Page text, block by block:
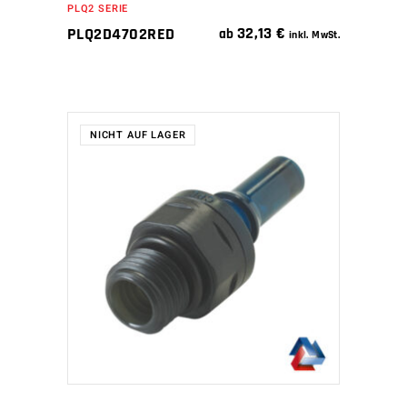
PLQ2 SERIE
PLQ2D4702RED ab 32,13€ inkl. MwSt.
NICHT AUF LAGER
WEITERLESEN